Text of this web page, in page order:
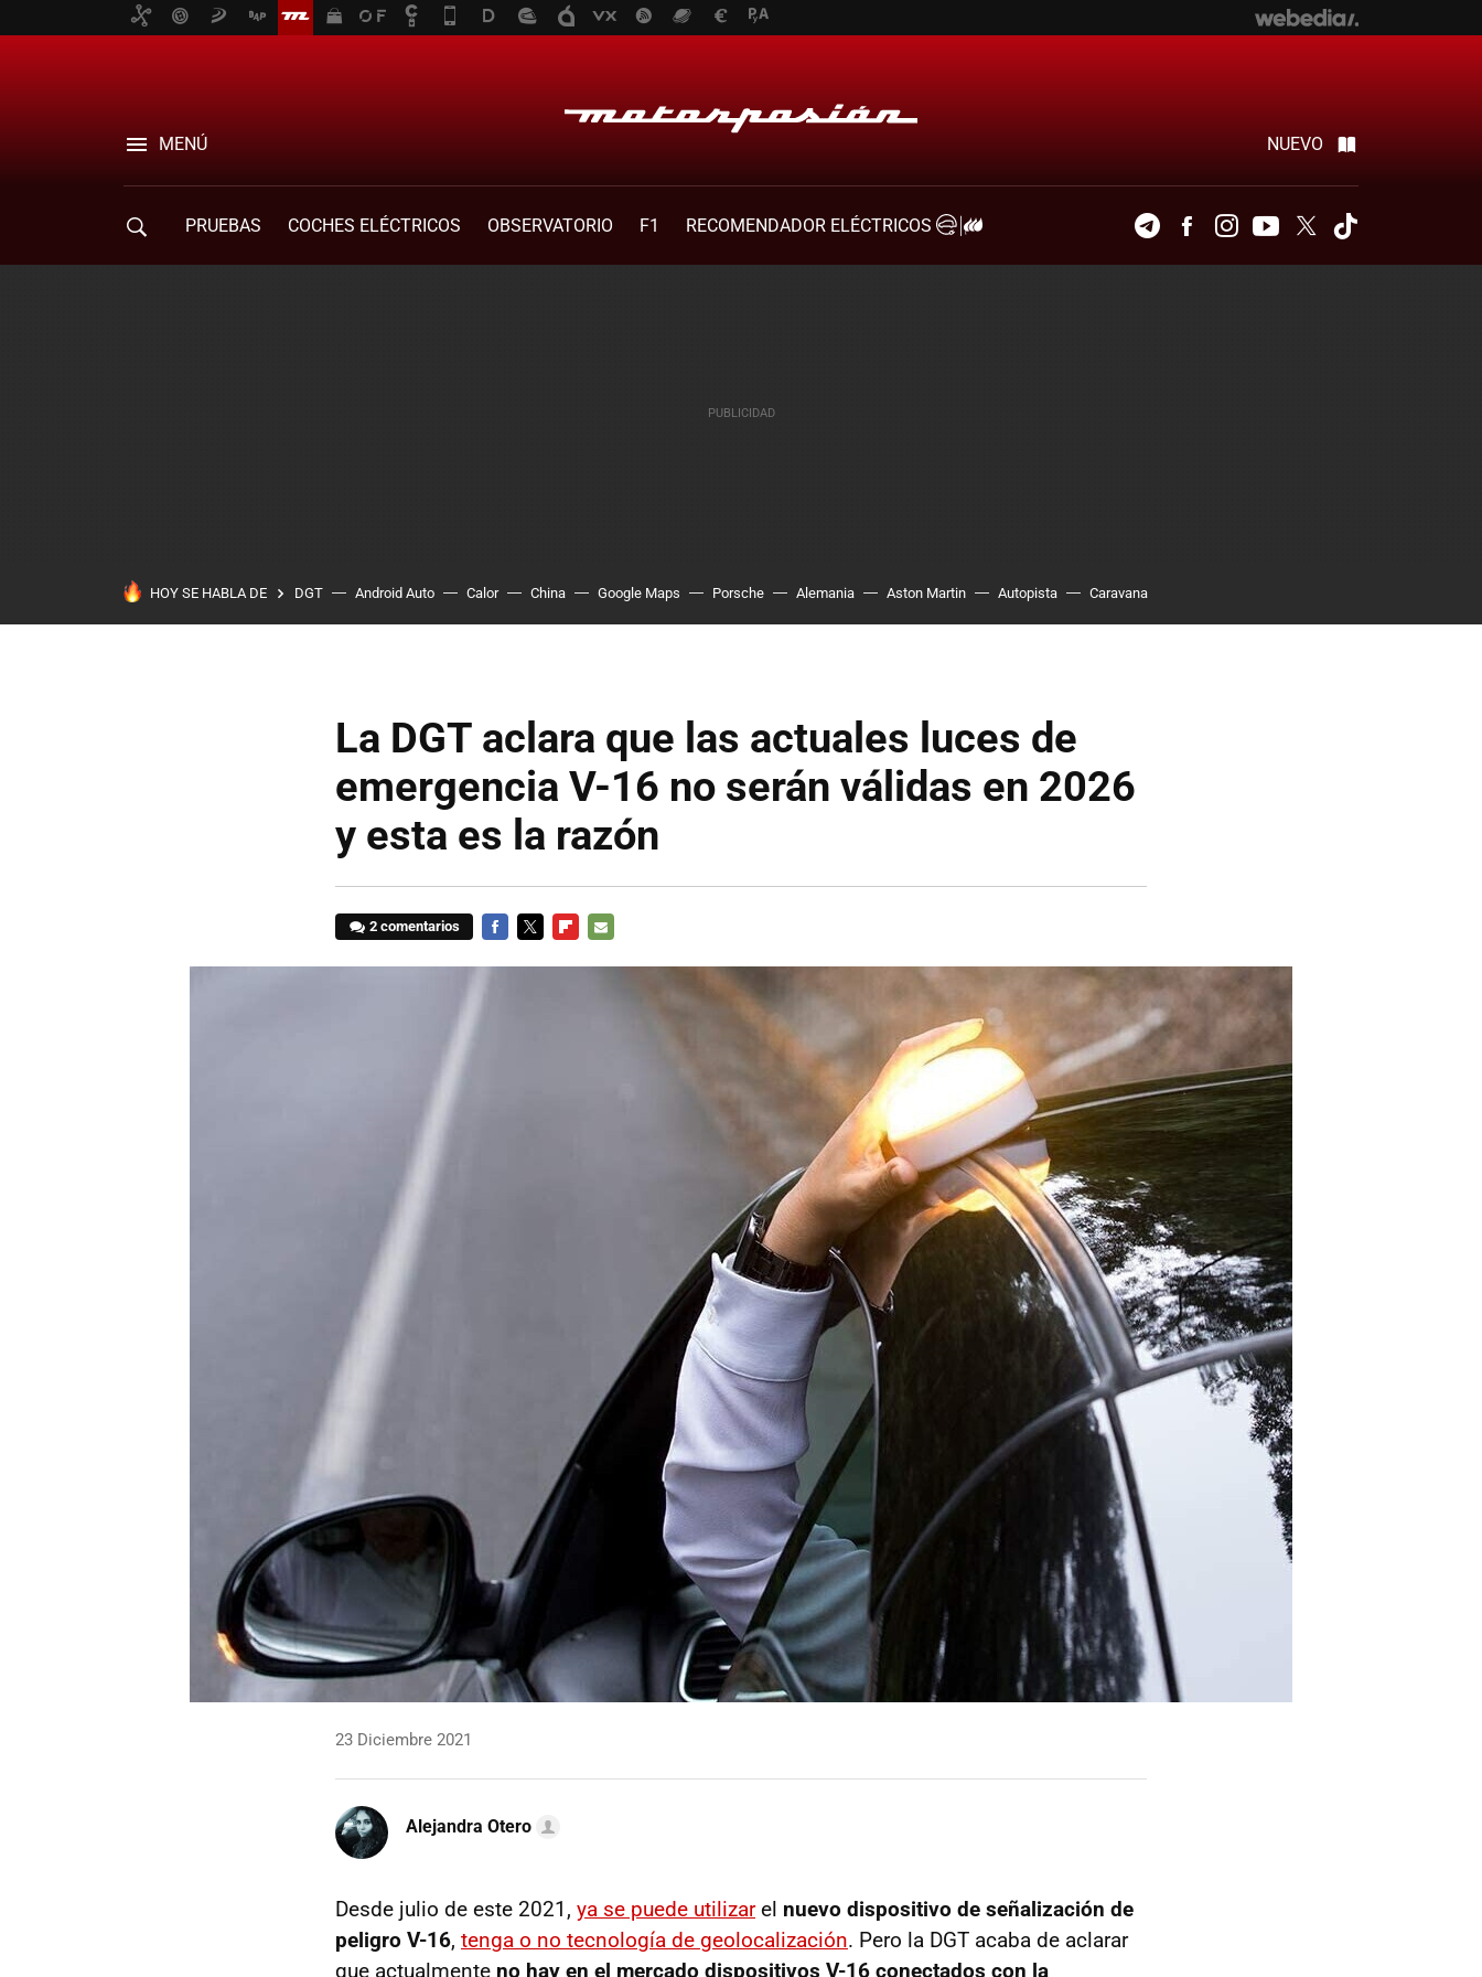
MENÚ NUEVO
PRUEBAS COCHES ELÉCTRICOS OBSERVATORIO F1
RECOMENDADOR ELÉCTRICOS
TelegramFacebookInstagramYoutubeTwitter
HOY SE HABLA DE DGT Android Auto Calor China Google Maps Porsche Alemania Aston Martin Autopista Caravana
La DGT aclara que las actuales luces de
emergencia V-16 no serán válidas en 2026
y esta es la razón
2 comentarios
23 Diciembre 2021
Alejandra Otero
Desde julio de este 2021, ya se puede utilizarel nuevo dispositivo de señalización de
peligro V-16, tenga o no tecnología de geolocalización. Pero la DGT acaba de aclarar
que actualmente no hay en el mercado dispositivos V-16 conectados con la